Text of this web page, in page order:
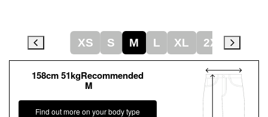
158cm 51kgRecommended
M
Find out more on your body type
XS S M L XL 2XL